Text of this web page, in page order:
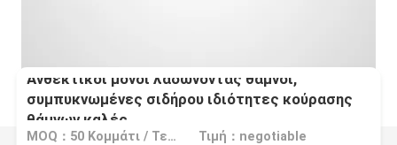
Ανθεκτικοί μόνοι λαδώνοντας θάμνοι,
συμπυκνωμένες σιδήρου ιδιότητες κούρασης
θάμνων καλές
MOQ：50 Κομμάτι / Τεμάχια Τιμή：negotiable